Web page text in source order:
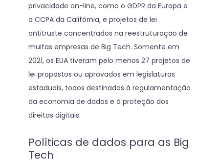
privacidade on-line, como o GDPR da Europa e
o CCPA da Califórnia, e projetos de lei
antitruste concentrados na reestruturação de
muitas empresas de Big Tech. Somente em
2021, os EUA tiveram pelo menos 27 projetos de
lei propostos ou aprovados em legislaturas
estaduais, todos destinados à regulamentação
da economia de dados e à proteção dos
direitos digitais.
Políticas de dados para as Big
Tech